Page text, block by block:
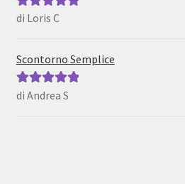
Valutato5
di Loris C
Scontorno Semplice
Valutato5 su
di Andrea S